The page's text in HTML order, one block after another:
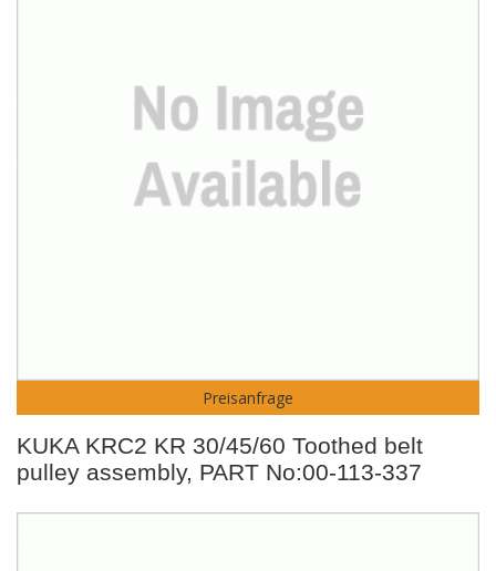
Preisanfrage
KUKA KRC2 KR 30/45/60 Toothed belt
pulley assembly, PART No:00-113-337